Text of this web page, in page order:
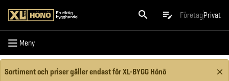
FöretagPrivat
Meny
Meny
Sortiment och priser gäller endast för XL-BYGG Hönö